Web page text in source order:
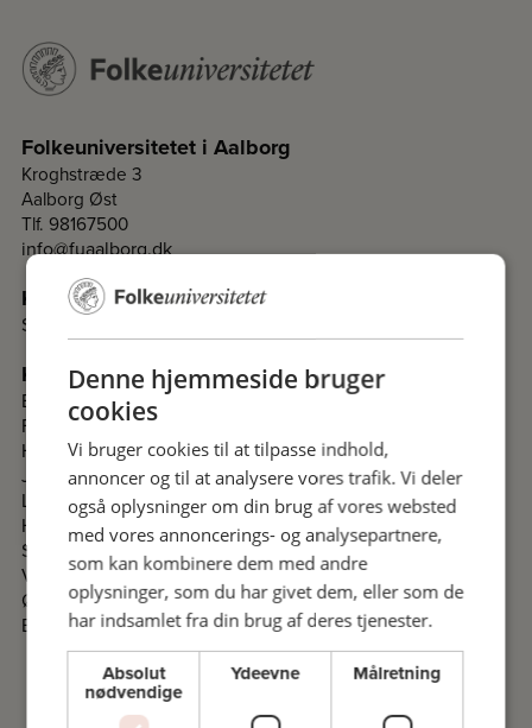
Folkeuniversitetet i Aalborg
Kroghstræde 3
Aalborg Øst
Tlf. 98167500
info@fuaalborg.dk
Kontakt
Sekretariat
Kontakt komiteer i Nordjylland
Brønderslev
Frederikshavn
Hjørring
Jammerbugt
Læsø
Hobro- og Mariagerfjord
Skagen
Vesthimmerland
Østhimmerland
Bornholm
Denne hjemmeside bruger
cookies
Vi bruger cookies til at tilpasse indhold,
annoncer og til at analysere vores trafik. Vi deler
også oplysninger om din brug af vores websted
med vores annoncerings- og analysepartnere,
som kan kombinere dem med andre
oplysninger, som du har givet dem, eller som de
har indsamlet fra din brug af deres tjenester.
Absolut
nødvendige
Ydeevne Målretning